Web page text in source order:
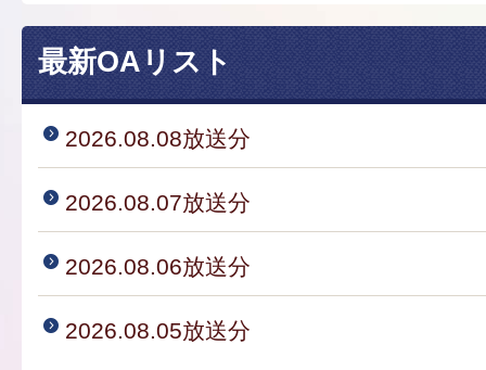
最新OAリスト
2026.08.08放送分
2026.08.07放送分
2026.08.06放送分
2026.08.05放送分